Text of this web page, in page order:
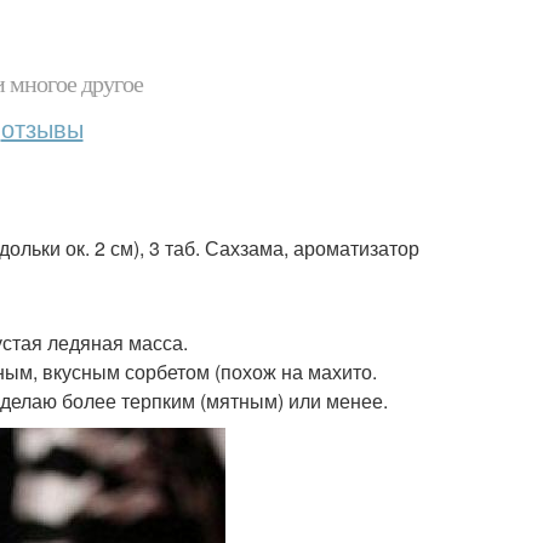
другое
отзывы
ок. 2 см), 3 таб. Сахзама, ароматизатор
ледяная масса.
вкусным сорбетом (похож на махито.
более терпким (мятным) или менее.